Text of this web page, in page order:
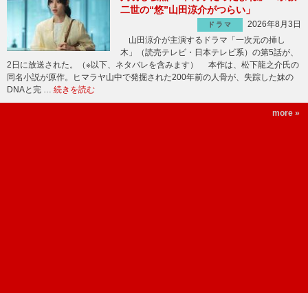
二世の“悠”山田涼介がつらい」
ドラマ
2026年8月3日
山田涼介が主演するドラマ「一次元の挿し
木」（読売テレビ・日本テレビ系）の第5話が、
2日に放送された。（※以下、ネタバレを含みます） 本作は、松下龍之介氏の
同名小説が原作。ヒマラヤ山中で発掘された200年前の人骨が、失踪した妹の
DNAと完 … 続きを読む
more »